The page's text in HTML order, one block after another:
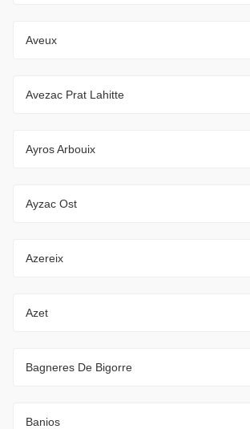
Aveux
Avezac Prat Lahitte
Ayros Arbouix
Ayzac Ost
Azereix
Azet
Bagneres De Bigorre
Banios